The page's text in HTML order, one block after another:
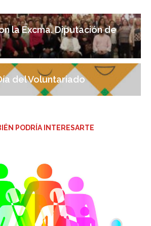
la Excma. Diputación de
del Voluntariado
PODRÍA INTERESARTE